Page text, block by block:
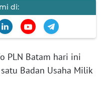
di:
PLN Batam hari ini
Badan Usaha Milik